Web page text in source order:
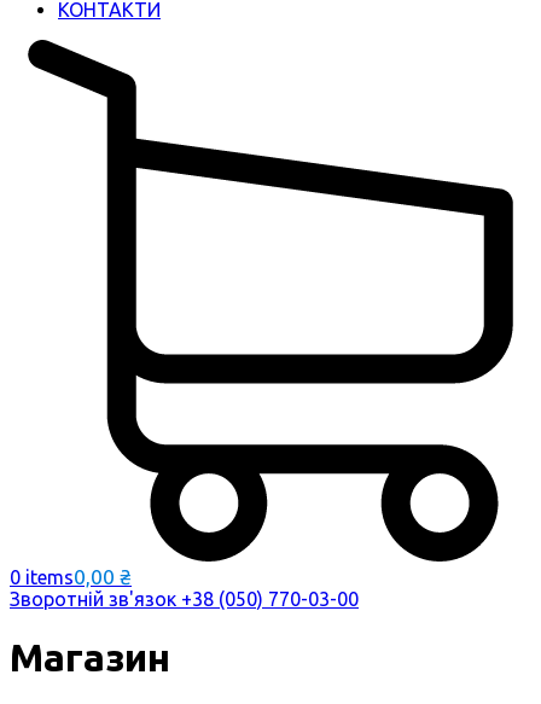
КОНТАКТИ
0 items0,00 ₴
Зворотній зв'язок +38 (050) 770-03-00
Магазин